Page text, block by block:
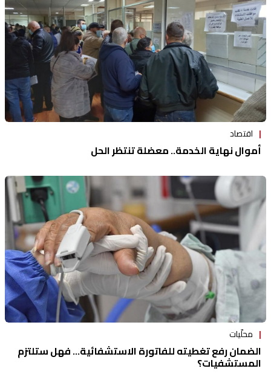
اقتصاد
أموال نهاية الخدمة.. معضلة تنتظر الحل
محلّيات
الضمان رفع تغطيته للفاتورة الاستشفائية... فهل ستلتزم
المستشفيات؟